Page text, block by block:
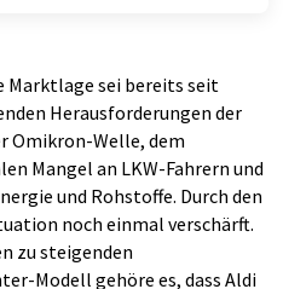
Marktlage sei bereits seit
Herausforderungen der
Omikron-Welle, dem
Mangel an LKW-Fahrern und
und Rohstoffe. Durch den
noch einmal verschärft.
zu steigenden
Modell gehöre es, dass Aldi